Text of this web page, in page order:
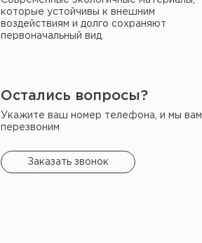
которые устойчивы к внешним
воздействиям и долго сохраняют
первоначальный вид.
Остались вопросы?
Укажите ваш номер телефона, и мы вам
перезвоним
Заказать звонок